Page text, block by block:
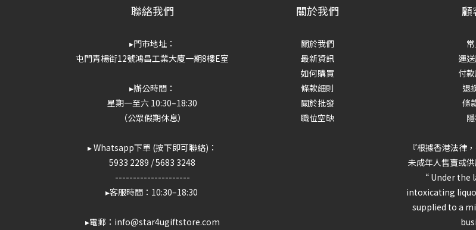
聯絡我們
▸門市地址：
屯門青楊街12號鴻昌工業大廈一期8樓E室
▸辦公時間：
星期一至六 10:30–18:30
（公眾假期休息）
▸ Whatsapp下單 (按下即可聯絡)：
5933 2289 /5683 3248
---------------------
▸客服時間：10:30–18:30
▸電郵：info@star4ugiftstore.com
關於我們
關於我們
最新資訊
如何購買
條款細則
關於批發
職位空缺
顧
運
付
退
條
『根據香港法律
未成年人售賣或
“ Under the
intoxicating
supplied to a